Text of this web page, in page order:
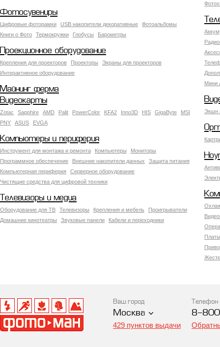
Фотосувениры
Цифровые фоторамки USB накопители декоративные
Фотоальбомы
Книги о Фото
Термокружки Глобусы Барометры
Мини
Проекционное оборудование
Крепления для проекторов Проекторы
Экраны для проекторов
Интерактивное оборудование
Майнинг ферма
Экшн
Видеокарты
Zotac Sapphire AMD Palit PowerColor KFA2 Inno3D HIS GigaByte
MSI
PNY
ASUS EVGA
Компьютеры и периферия
Инструмент для монтажа и ремонта Компьютеры
Мониторы
Программное обеспечение
Внешние накопители данных
Защита питания
Компьютерная периферия
Серверное оборудование
Чистящие средства для цифровой техники
Телевизоры и медиа
Оборудование для ТВ Телевизоры Крепления и мебель
Проигрыватели
Домашние кинотеатры
Звуковые панели Кабели и переходники
Ваш город
Москва
429 пунктов выдачи
Телефон
8-